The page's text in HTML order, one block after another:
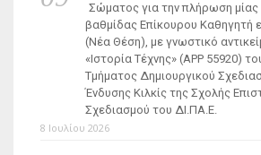
Σώματος για την πλήρωση μίας
βαθμίδας Επίκουρου Καθηγητή
(Νέα Θέση), με γνωστικό
«Ιστορία Τέχνης» (ΑΡΡ 55920)
Τμήματος Δημιουργικού
Ένδυσης Κιλκίς της Σχολής
Σχεδιασμού του ΔΙ.ΠΑ.Ε.
8 Ιουλίου 2026